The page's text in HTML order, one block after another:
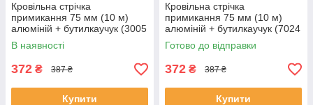
Кровільна стрічка
примикання 75 мм (10 м)
алюміній + бутилкаучук (3005
стигла вишня).
В наявності
372 ₴ 387 ₴
Купити
Кровільна стрічка
примикання 75 мм (10 м)
алюміній + бутилкаучук (7024
графітовий, темно-сірий).
Готово до відправки
372 ₴ 387 ₴
Купити